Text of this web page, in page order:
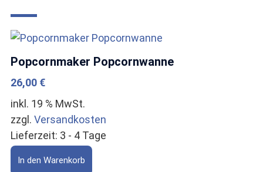
Popcornmaker Popcornwanne
26,00 €
inkl. 19 % MwSt.
zzgl. Versandkosten
Lieferzeit: 3 - 4 Tage
In den Warenkorb